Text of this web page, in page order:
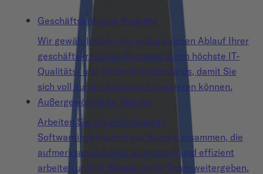
Geschäftskritische Projekte
Wir gewährleisten den reibungslosen Ablauf Ihrer
geschäftskritischen Prozesse durch höchste IT-
Qualitäts- und Sicherheitsstandards, damit Sie
sich voll auf Ihr Business fokussieren können.
Außergewöhnliche Talente
Arbeiten Sie mit erstklassigen
Softwareingenieuren aus Europa zusammen, die
aufmerksam zuhören, kompetent und effizient
arbeiten und ihr Wissen an Ihr Team weitergeben.